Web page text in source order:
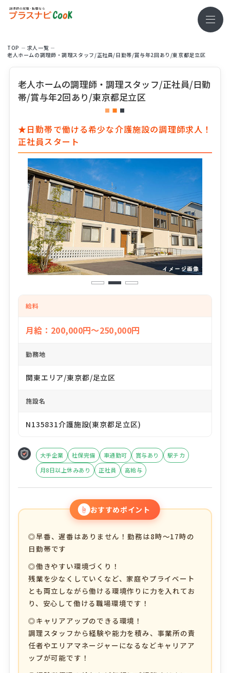
TOP
求⼈⼀覧
老人ホームの調理師・調理スタッフ/正社員/日勤帯/賞与年2回あり/東京都足立区
老人ホームの調理師・調理スタッフ/正社員/日勤
帯/賞与年2回あり/東京都足立区
★日勤帯で働ける希少な介護施設の調理師求人！
正社員スタート
1 2 3
給料
月給：200,000円～250,000円
勤務地
関東エリア/東京都/足立区
施設名
N135831介護施設(東京都足立区)
大手企業 社保完備 車通勤可 賞与あり
駅チカ
月8日以上休みあり
正社員 高給与
☝ おすすめポイント
◎早番、遅番はありません！勤務は8時～17時の
日勤帯です
◎働きやすい環境づくり！
残業を少なくしていくなど、家庭やプライベート
とも両立しながら働ける環境作りに力を入れてお
り、安心して働ける職場環境です！
◎キャリアアップのできる環境！
調理スタッフから経験や能力を積み、事業所の責
任者やエリアマネージャーになるなどキャリアア
ップが可能です！